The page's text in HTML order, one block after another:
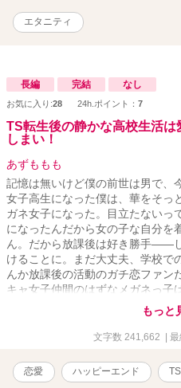
エタニティ
長編 完結 なし
お気に入り:28 24h.ポイント： 7
TS転生後の静かな高校生活
しまい！
あずももも
記憶は無いけど僕の前世は男で
女子高生になった僕は、華をそっ
ガネ女子になった。目立たないっ
になったんだから女の子な自分を
ん。だから放課後は好き勝手――
けることに。まだ大丈夫、学校で
んか放課後の活動のガチ恋ファン
キャ女子仲間のはずなメガネっ子
距離詰めてきた。ちょっと仲良く
けどまだセーフ。まだバレてない
んも気がついたら異様に親しげ
大丈夫、学校での僕は地味だし
あ、バレた。 女の勘って怖い。
もっと
文字数 241,662 |
恋愛 ハッピーエンド TS